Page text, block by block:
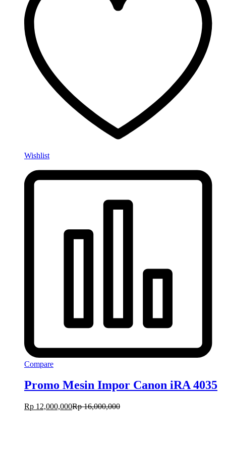
Wishlist
Compare
Promo Mesin Impor Canon iRA 4035
Rp 12,000,000Rp16,000,000